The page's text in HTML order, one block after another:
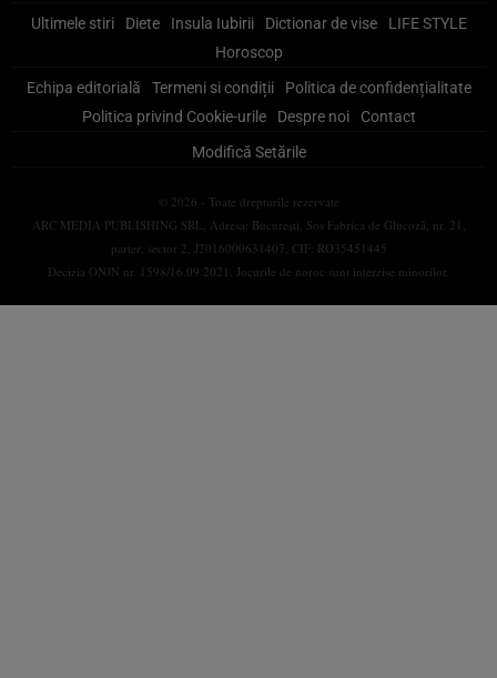
Ultimele stiri
Diete Insula Iubirii Dictionar de vise
LIFE STYLE
Horoscop
Echipa editorială
Termeni si condiții
Politica de confidențialitate
Politica privind Cookie-urile
Despre noi
Contact
Modifică Setările
© 2026 - Toate drepturile rezervate
ARC MEDIA PUBLISHING SRL, Adresa: București, Sos Fabrica de Glucoză, nr. 21,
parter, sector 2, J2016000631407, CIF: RO35451445
Decizia ONJN nr. 1598/16.09.2021. Jocurile de noroc sunt interzise minorilor.